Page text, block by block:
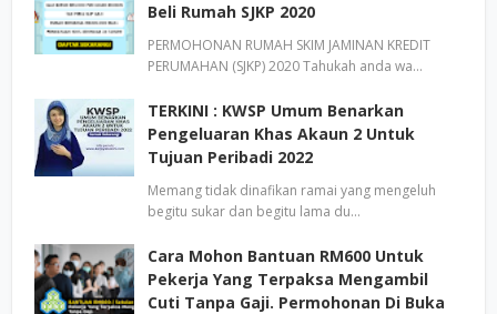
Beli Rumah SJKP 2020
PERMOHONAN RUMAH SKIM JAMINAN KREDIT
PERUMAHAN (SJKP) 2020 Tahukah anda wa…
TERKINI : KWSP Umum Benarkan
Pengeluaran Khas Akaun 2 Untuk
Tujuan Peribadi 2022
Memang tidak dinafikan ramai yang mengeluh
begitu sukar dan begitu lama du…
Cara Mohon Bantuan RM600 Untuk
Pekerja Yang Terpaksa Mengambil
Cuti Tanpa Gaji. Permohonan Di Buka